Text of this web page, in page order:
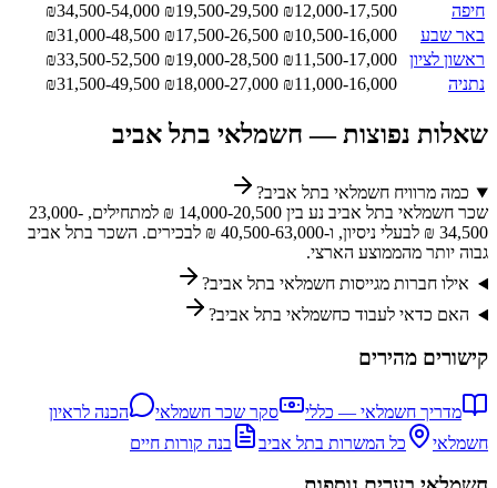
חיפה
₪12,000-17,500
₪19,500-29,500
₪34,500-54,000
באר שבע
₪10,500-16,000
₪17,500-26,500
₪31,000-48,500
ראשון לציון
₪11,500-17,000
₪19,000-28,500
₪33,500-52,500
נתניה
₪11,000-16,000
₪18,000-27,000
₪31,500-49,500
שאלות נפוצות — חשמלאי בתל אביב
כמה מרוויח חשמלאי בתל אביב?
שכר חשמלאי בתל אביב נע בין 14,000-20,500 ₪ למתחילים, 23,000-
34,500 ₪ לבעלי ניסיון, ו-40,500-63,000 ₪ לבכירים. השכר בתל אביב
גבוה יותר מהממוצע הארצי.
אילו חברות מגייסות חשמלאי בתל אביב?
האם כדאי לעבוד כחשמלאי בתל אביב?
קישורים מהירים
מדריך חשמלאי — כללי סקר שכר חשמלאי
הכנה לראיון
חשמלאי
כל המשרות בתל אביב בנה קורות חיים